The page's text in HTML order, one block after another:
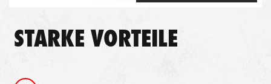
STARKE VORTEILE